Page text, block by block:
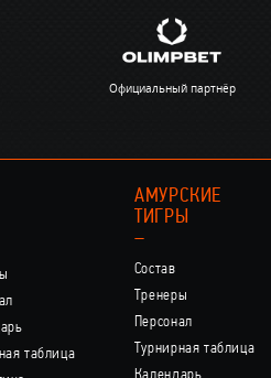
Официальный партнёр
таблица
АМУРСКИЕ
ТИГРЫ
–
Состав
Тренеры
Персонал
Турнирная таблица